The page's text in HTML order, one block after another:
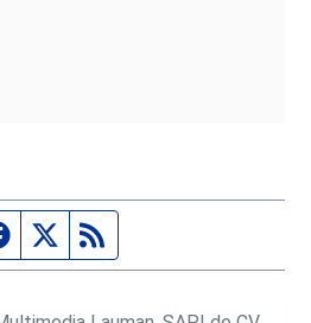
Página de Facebook
Fuente Twitter